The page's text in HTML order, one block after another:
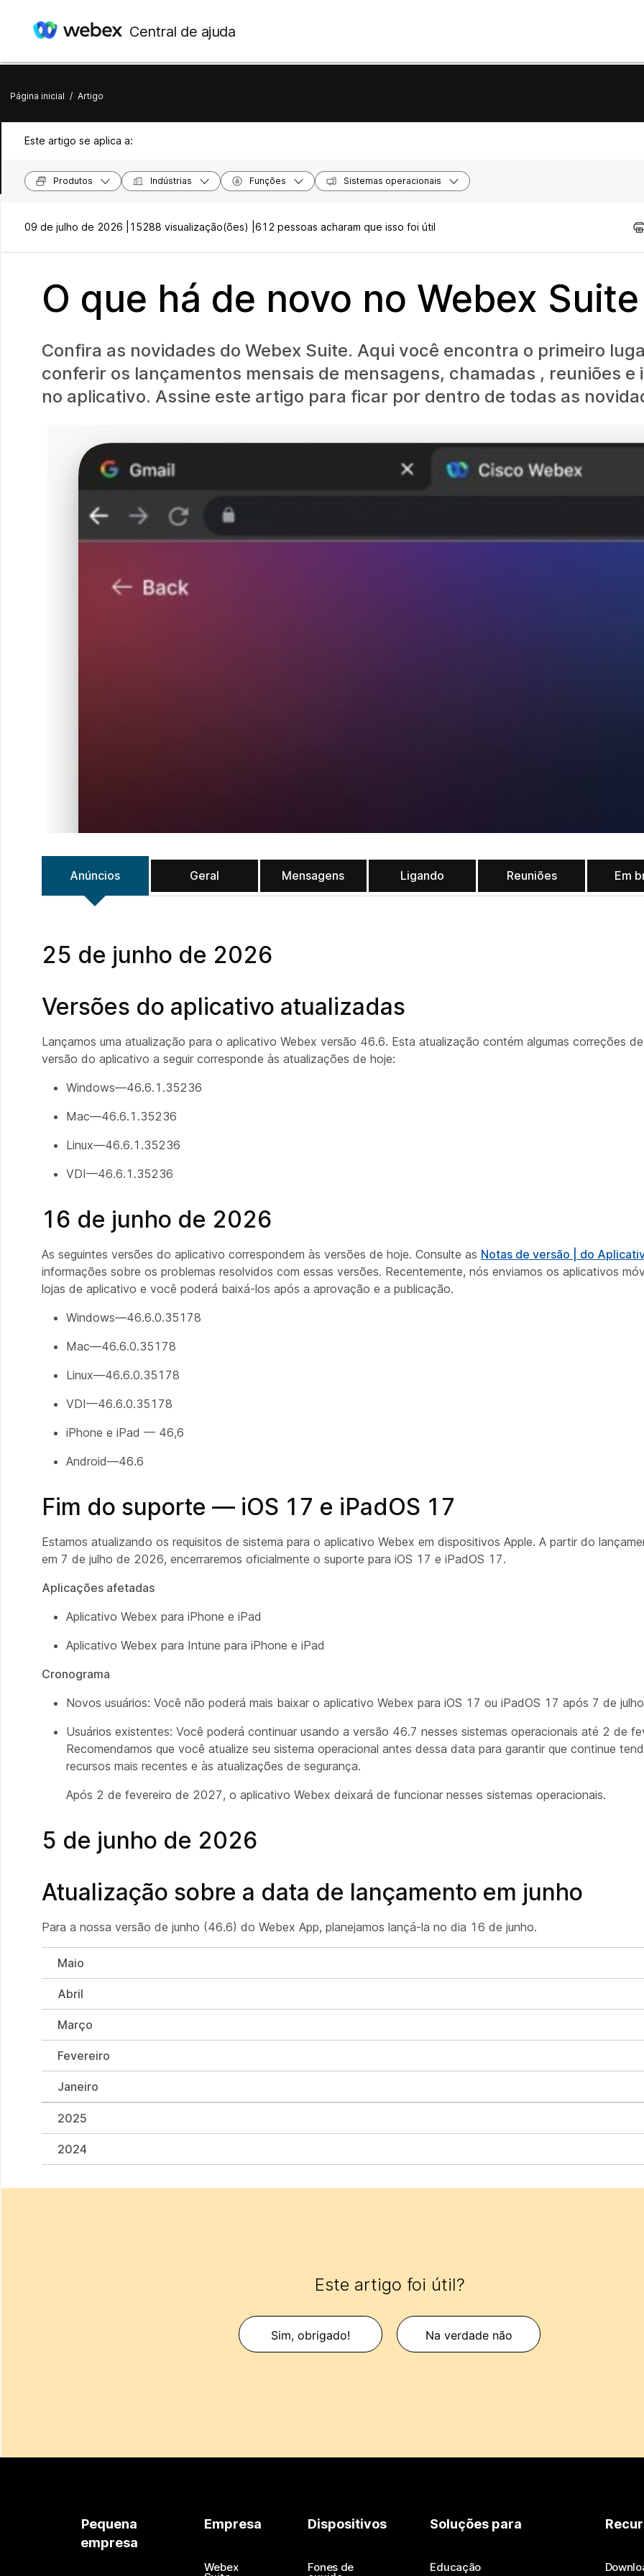
Central de ajuda
Página inicial / Artigo
Este artigo se aplica a:
Produtos Indústrias Funções Sistemas operacionais
09 de julho de 2026 | 15288 visualização(ões) | 612 pessoas acharam que isso foi útil
O que há de novo no Webex Suite
Confira as novidades do Webex Suite. Aqui você encontra o primeiro
conferir os lançamentos mensais de mensagens, chamadas , reuniões e
no aplicativo. Assine este artigo para ficar por dentro de todas as
Anúncios Geral Mensagens Ligando Reuniões Em
25 de junho de 2026
Versões do aplicativo atualizadas
Lançamos uma atualização para o aplicativo Webex versão 46.6. Esta atualização contém algumas correções
versão do aplicativo a seguir corresponde às atualizações de hoje:
Windows—46.6.1.35236
Mac—46.6.1.35236
Linux—46.6.1.35236
VDI—46.6.1.35236
16 de junho de 2026
As seguintes versões do aplicativo correspondem às versões de hoje. Consulte as Notas de versão | do
informações sobre os problemas resolvidos com essas versões. Recentemente, nós enviamos os aplicativos
lojas de aplicativo e você poderá baixá-los após a aprovação e a publicação.
Windows—46.6.0.35178
Mac—46.6.0.35178
Linux—46.6.0.35178
VDI—46.6.0.35178
iPhone e iPad — 46,6
Android—46.6
Fim do suporte — iOS 17 e iPadOS 17
Estamos atualizando os requisitos de sistema para o aplicativo Webex em dispositivos Apple. A partir do
em 7 de julho de 2026, encerraremos oficialmente o suporte para iOS 17 e iPadOS 17.
Aplicações afetadas
Aplicativo Webex para iPhone e iPad
Aplicativo Webex para Intune para iPhone e iPad
Cronograma
Novos usuários: Você não poderá mais baixar o aplicativo Webex para iOS 17 ou iPadOS 17 após 7 de
Usuários existentes: Você poderá continuar usando a versão 46.7 nesses sistemas operacionais até 2 de
Recomendamos que você atualize seu sistema operacional antes dessa data para garantir que continue
recursos mais recentes e às atualizações de segurança.
Após 2 de fevereiro de 2027, o aplicativo Webex deixará de funcionar nesses sistemas operacionais.
5 de junho de 2026
Atualização sobre a data de lançamento em junho
Para a nossa versão de junho (46.6) do Webex App, planejamos lançá-la no dia 16 de junho.
Maio
Abril
Março
Fevereiro
Janeiro
2025
2024
Este artigo foi útil?
Sim, obrigado! Na verdade não
Pequena
empresa
Empresa
Webex
Dispositivos
Fones de
Soluções para
Educação